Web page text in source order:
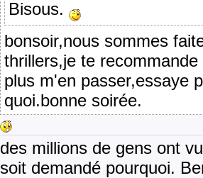
Bisous.
bonsoir,nous sommes
thrillers,je te
plus m'en passer,essaye
quoi.bonne soirée.
des millions de gens ont
soit demandé pourquoi.